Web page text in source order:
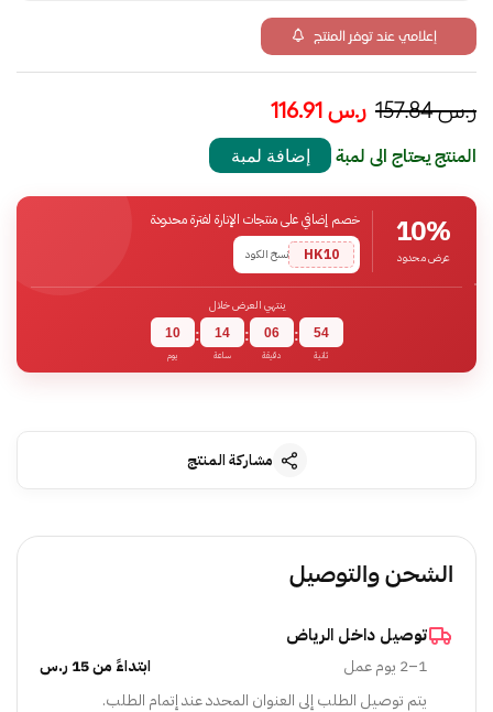
إعلامي عند توفر المنتج
ر.س157.84 ر.س
المنتج يحتاج الى لمبة إضافة لمبة
10%
عرض محدود
خصم إضافي على منتجات الإنارة لفترة محدودة
HK10
نسخ الكود
ينتهي العرض خلال
10
يوم
: 14
ساعة
: 06
دقيقة
: 53
ثانية
مشاركة المنتج
الشحن والتوصيل
توصيل داخل الرياض
1–2 يوم عمل
ابتداءً من 15 ر.س
يتم توصيل الطلب إلى العنوان المحدد عند إتمام الطلب.